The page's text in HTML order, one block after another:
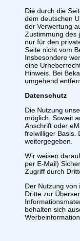
Die durch die
dem deutschen
der Verwertung
Zustimmung des
nur für den
Seite nicht vom
Insbesondere
eine
Hinweis. Bei
umgehend
Datenschutz
Die Nutzung
möglich. Soweit
Anschrift oder
freiwilliger Basis.
weitergegeben.
Wir weisen
per E-Mail)
Zugriff durch
Der Nutzung von
Dritte zur
behalten sich